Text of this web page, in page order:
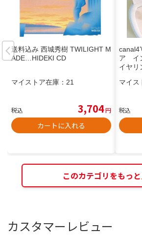
送料込み 西城秀樹 TWILIGHT M
ADE…HIDEKI CD
マイストア在庫： 21
税込 3,704円
カートに入れる
ア イ
イヤリ
マイス
税込
このカテゴリをもっ
カスタマーレビュー